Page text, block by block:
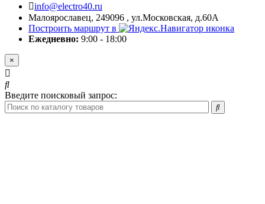
info@electro40.ru
Малоярославец, 249096 , ул.Московская, д.60А
Построить маршрут в
Ежедневно: 9:00 - 18:00
×
Введите поисковый запрос: